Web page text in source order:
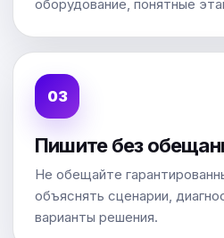
оборудование, понятные
Пишите без
Не обещайте
объяснять сценарии,
варианты решения.